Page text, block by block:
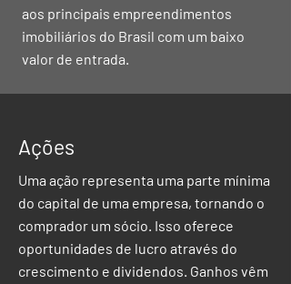
aos principais empreendimentos
imobiliários do Brasil com um baixo
valor de entrada.
Ações
Uma ação representa uma parte mínima
do capital de uma empresa, tornando o
comprador um sócio. Isso oferece
oportunidades de lucro através do
crescimento e dividendos. Ganhos vêm